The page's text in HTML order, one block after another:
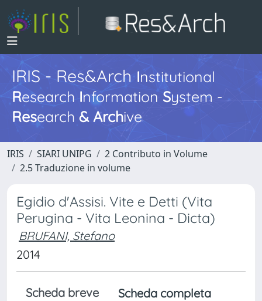
IRIS - Res&ArchInstitutional
Research InformationSystem -
Research & Archive
IRIS SIARI UNIPG
2 Contributo in Volume
2.5 Traduzione in volume
Egidio d'Assisi. Vite e Detti (Vita
Perugina - Vita Leonina - Dicta)
BRUFANI, Stefano
2014
Scheda breve
Scheda completa